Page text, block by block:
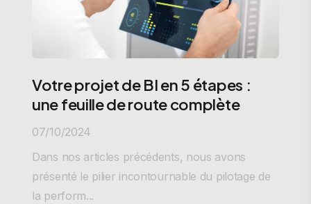
Votre projet de BI en 5 étapes :
une feuille de route complète
07/10/2024
Dans nos articles précédents, nous avons
présenté le pilier incontournable du pilotage de
la perform...